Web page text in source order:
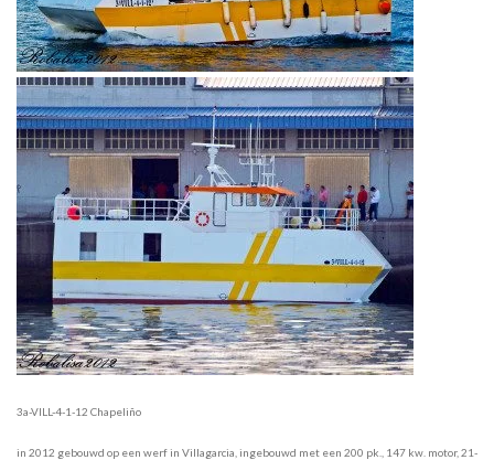
3a-VILL-4-1-12 Chapeliño
in 2012 gebouwd op een werf in Villagarcia, ingebouwd met een 200 pk., 147 kw. motor, 21-